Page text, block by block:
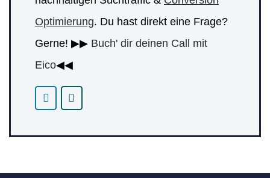
Optimierung. Du hast direkt eine Frage?
Gerne! ▶▶ Buch' dir deinen Call mit
Eico◀◀